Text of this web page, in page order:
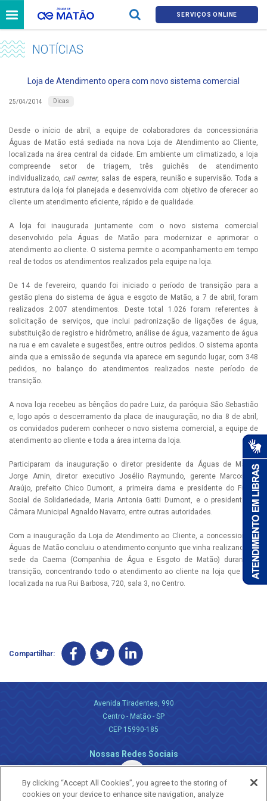
SERVIÇOS ONLINE
NOTÍCIAS
Loja de Atendimento opera com novo sistema comercial
25/04/2014 Dicas
Desde o início de abril, a equipe de colaboradores da concessionária
Águas de Matão está sediada na nova Loja de Atendimento ao Cliente,
localizada na área central da cidade. Em ambiente um climatizado, a loja
compreende setor de triagem, três guichês de atendimento
individualizado, call center, salas de espera, reunião e supervisão. Toda a
estrutura da loja foi planejada e desenvolvida com objetivo de oferecer ao
cliente um atendimento eficiente, rápido e de qualidade.
A loja foi inaugurada juntamente com o novo sistema comercial
desenvolvido pela Águas de Matão para modernizar e aprimorar o
atendimento ao cliente. O sistema permite o acompanhamento em tempo
real de todos os atendimentos realizados pela equipe na loja.
De 14 de fevereiro, quando foi iniciado o período de transição para a
gestão plena do sistema de água e esgoto de Matão, a 7 de abril, foram
realizados 2.007 atendimentos. Deste total 1.026 foram referentes à
solicitação de serviços, que inclui padronização de ligações de água,
substituição de registro e hidrômetro, análise de água, vazamento de água
na rua e em cavalete e sugestões, entre outros pedidos. O sistema aponta
ainda que a emissão de segunda via aparece em segundo lugar, com 348
pedidos, no balanço do atendimentos realizados neste período de
transição.
A nova loja recebeu as bênçãos do padre Luiz, da paróquia São Sebastião
e, logo após o descerramento da placa de inauguração, no dia 8 de abril,
os convidados puderem conhecer o novo sistema comercial, a equipe de
atendimento ao cliente e toda a área interna da loja.
Participaram da inauguração o diretor presidente da Águas de Matão,
Jorge Amin, diretor executivo Josélio Raymundo, gerente Marcos de
Araújo, prefeito Chico Dumont, a primeira dama e presidente do Fundo
Social de Solidariedade, Maria Antonia Gatti Dumont, e o presidente da
Câmara Municipal Agnaldo Navarro, entre outras autoridades.
Com a inauguração da Loja de Atendimento ao Cliente, a concessionária
Águas de Matão concluiu o atendimento conjunto que vinha realizando na
sede da Caema (Companhia de Água e Esgoto de Matão) durante a
transição, concentrando todo o atendimento ao cliente na loja que está
localizada na rua Rui Barbosa, 720, sala 3, no Centro.
Compartilhar:
Avenida Tiradentes, 990
Centro - Matão - SP
CEP 15990-185
Nossas Redes Sociais
By clicking “Accept All Cookies”, you agree to the storing of
cookies on your device to enhance site navigation, analyze